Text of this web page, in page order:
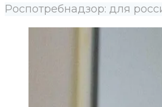
Роспотребнадзор: для